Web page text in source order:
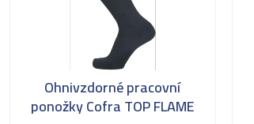
Ohnivzdorné pracovní
ponožky Cofra TOP FLAME